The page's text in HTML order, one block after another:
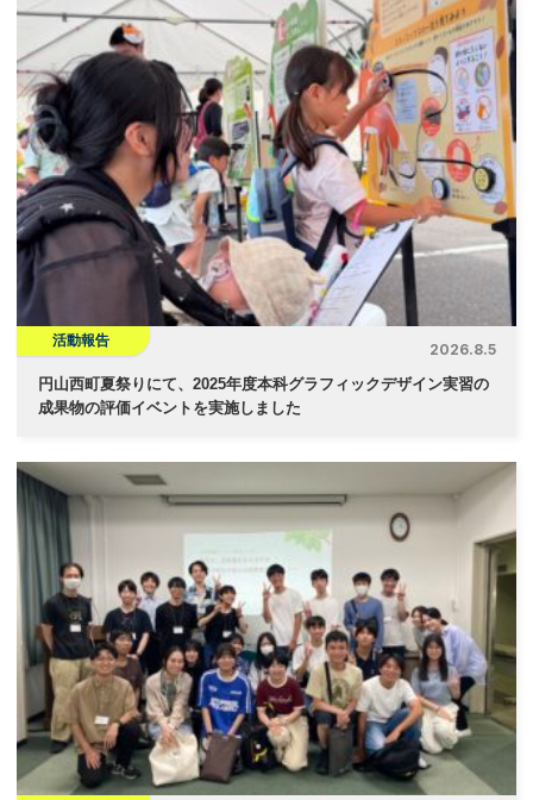
ビ
ゲ
ー
シ
ョ
ン
活動報告
2026.8.5
円山西町夏祭りにて、2025年度本科グラフィックデザイン実習の
成果物の評価イベントを実施しました